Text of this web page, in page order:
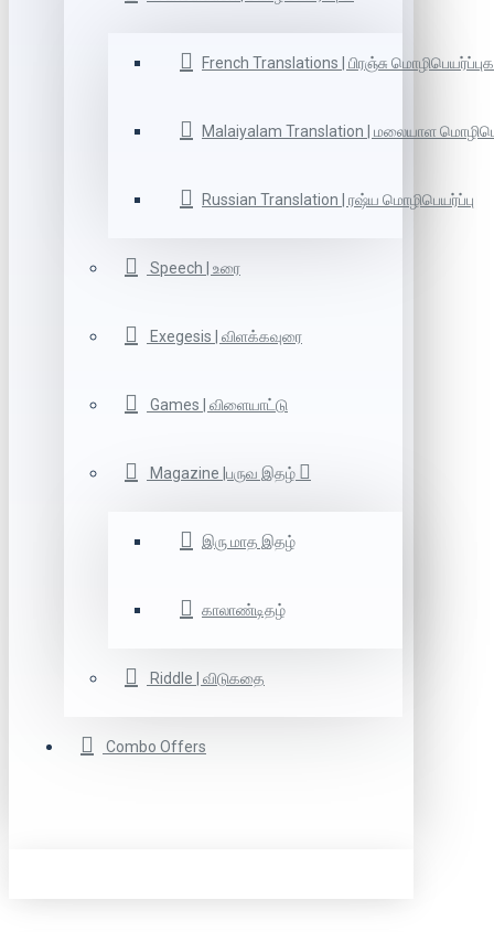
French Translations | பிரஞ்சு
Malaiyalam Translation | மலையாள
Russian Translation | ரஷ்ய மொழிபெயர்ப்பு
Speech | உரை
Exegesis | விளக்கவுரை
Games | விளையாட்டு
Magazine |பருவ இதழ்
இரு மாத இதழ்
காலாண்டிதழ்
Riddle | விடுகதை
Combo Offers